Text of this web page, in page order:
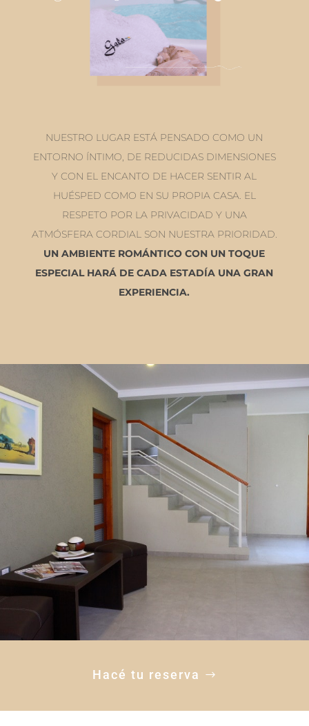
NUESTRO LUGAR ESTÁ PENSADO COMO UN
ENTORNO ÍNTIMO, DE REDUCIDAS DIMENSIONES
Y CON EL ENCANTO DE HACER SENTIR AL
HUÉSPED COMO EN SU PROPIA CASA. EL
RESPETO POR LA PRIVACIDAD Y UNA
ATMÓSFERA CORDIAL SON NUESTRA PRIORIDAD.
UN AMBIENTE ROMÁNTICO CON UN TOQUE
ESPECIAL HARÁ DE CADA ESTADÍA UNA GRAN
EXPERIENCIA.
Hacé tu reserva